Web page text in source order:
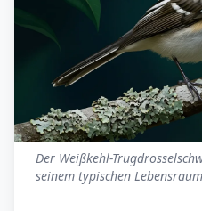
Der Weißkehl-
seinem typischen